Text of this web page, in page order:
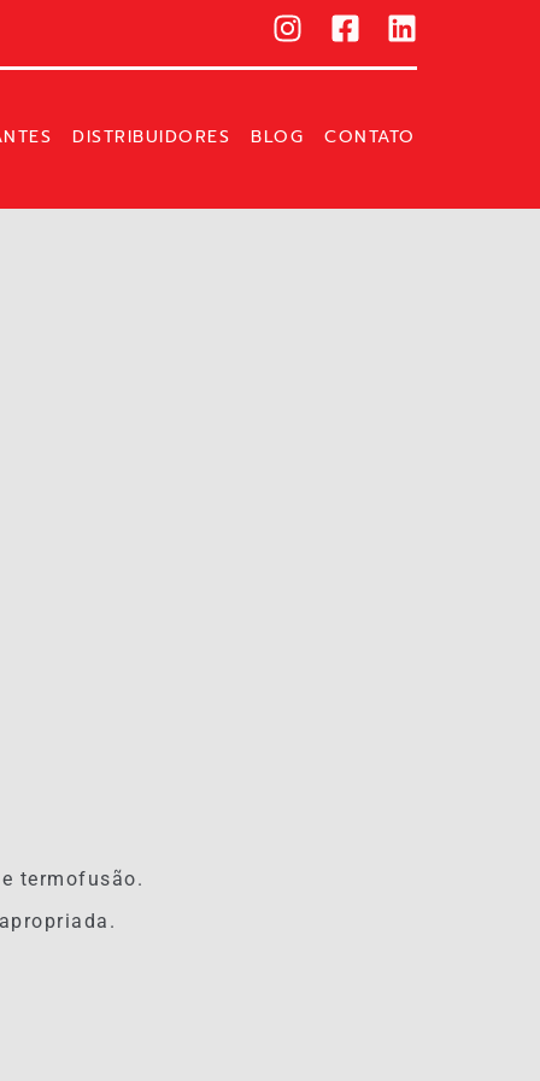
DISTRIBUIDORES BLOG CONTATO
termofusão.